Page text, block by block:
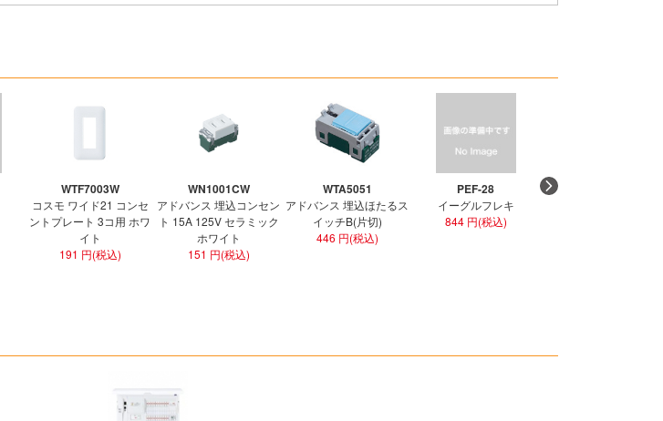
WTF7003W
コスモ ワイド21 コンセ
ントプレート 3コ用 ホワ
イト
191 円(税込)
WN1001CW
アドバンス 埋込コンセン
ト 15A 125V セラミック
ホワイト
151 円(税込)
WTA5051
アドバンス 埋込ほたるス
イッチB(片切)
446 円(税込)
PEF-28
イーグルフレキ
844 円(税込)